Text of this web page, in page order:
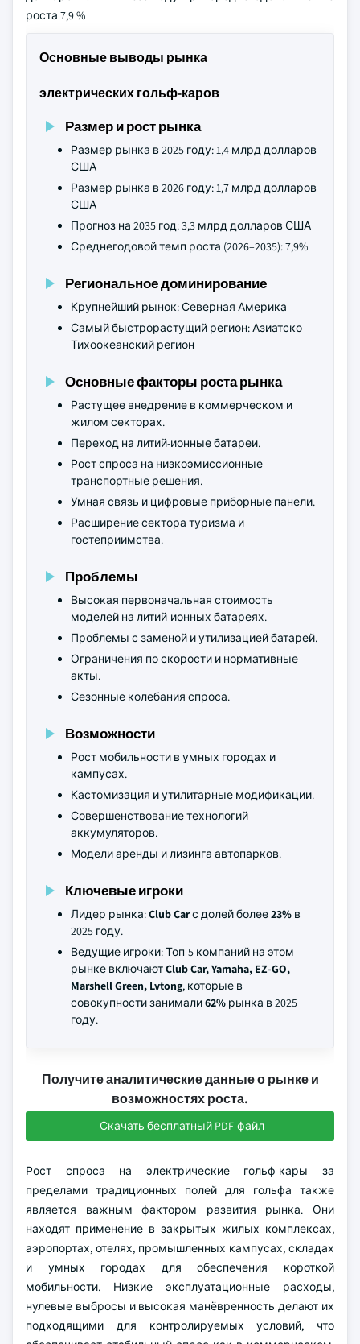
роста 7,9 %
Основные выводы рынка
электрических гольф-каров
Размер и рост рынка
Размер рынка в 2025 году: 1,4 млрд долларов
США
Размер рынка в 2026 году: 1,7 млрд долларов
США
Прогноз на 2035 год: 3,3 млрд долларов США
Среднегодовой темп роста (2026–2035): 7,9%
Региональное доминирование
Крупнейший рынок: Северная Америка
Самый быстрорастущий регион: Азиатско-
Тихоокеанский регион
Основные факторы роста рынка
Растущее внедрение в коммерческом и
жилом секторах.
Переход на литий-ионные батареи.
Рост спроса на низкоэмиссионные
транспортные решения.
Умная связь и цифровые приборные панели.
Расширение сектора туризма и
гостеприимства.
Проблемы
Высокая первоначальная стоимость
моделей на литий-ионных батареях.
Проблемы с заменой и утилизацией батарей.
Ограничения по скорости и нормативные
акты.
Сезонные колебания спроса.
Возможности
Рост мобильности в умных городах и
кампусах.
Кастомизация и утилитарные модификации.
Совершенствование технологий
аккумуляторов.
Модели аренды и лизинга автопарков.
Ключевые игроки
Лидер рынка:Club Carс долей более23% в
2025 году.
Ведущие игроки: Топ-5 компаний на этом
рынке включаютClub Car, Yamaha, EZ-GO,
Marshell Green, Lvtong, которые в
совокупности занимали62% рынка в 2025
году.
Получите аналитические данные о рынке и
возможностях роста.
Скачать бесплатный PDF-файл
Рост спроса на электрические гольф-кары за
пределами традиционных полей для гольфа также
является важным фактором развития рынка. Они
находят применение в закрытых жилых комплексах,
аэропортах, отелях, промышленных кампусах, складах
и умных городах для обеспечения короткой
мобильности. Низкие эксплуатационные расходы,
нулевые выбросы и высокая манёвренность делают их
подходящими для контролируемых условий, что